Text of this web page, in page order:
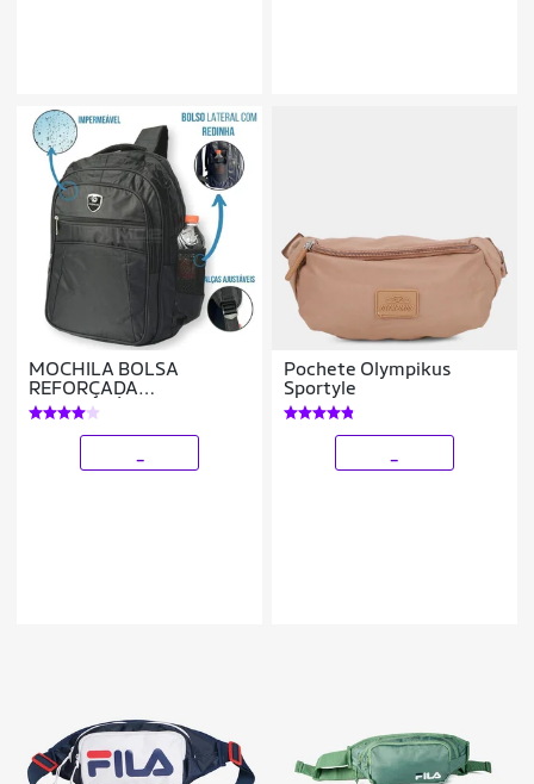
MOCHILA BOLSA
REFORÇADA
IMPERMEÁVEL
MOTOQUEIRO VIAGENS
CAMPING TRILHA
ESCOLAR
Pochete Olympikus
Sportyle